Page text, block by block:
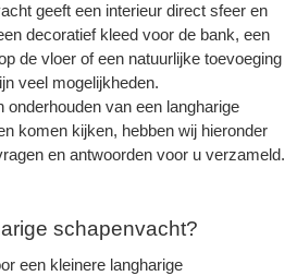
geeft een interieur direct sfeer en
decoratief kleed voor de bank, een
de vloer of een natuurlijke toevoeging
veel mogelijkheden.
onderhouden van een langharige
komen kijken, hebben wij hieronder
en antwoorden voor u verzameld.
schapenvacht?
een kleinere langharige